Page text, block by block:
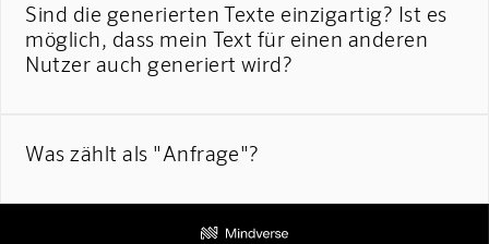
Sind die generierten Texte einzigartig? Ist es
möglich, dass mein Text für einen anderen
Nutzer auch generiert wird?
Was zählt als "Anfrage"?